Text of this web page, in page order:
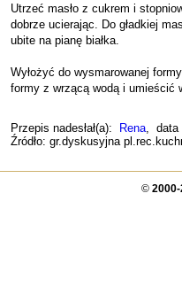
Utrzeć masło z cukrem i
dobrze ucierając. Do gładkiej
ubite na pianę białka.
Wyłożyć do wysmarowanej
formy z wrzącą wodą i umieścić
Przepis nadesłał(a): Rena, data
Źródło: gr.dyskusyjna
© 2000-